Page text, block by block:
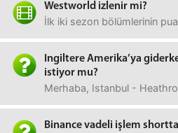
Westworld izlenir mi?
İlk iki sezon bölümlerinin
Ingiltere Amerika’ya
istiyor mu?
Merhaba, Istanbul -
Binance vadeli işlem